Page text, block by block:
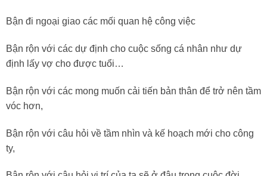
Bận đi ngoại giao các mối quan hệ công việc
Bận rộn với các dự định cho cuộc sống cá nhân như dự
định lấy vợ cho được tuổi…
Bận rộn với các mong muốn cải tiến bản thân để trở nên tầm
vóc hơn,
Bận rộn với câu hỏi về tầm nhìn và kế hoạch mới cho công
ty,